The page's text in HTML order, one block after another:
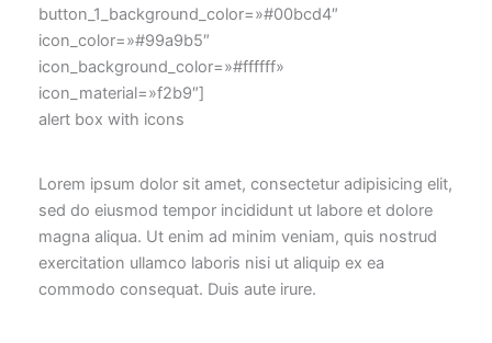
button_1_background_color=»#00bcd4″
icon_color=»#99a9b5″
icon_background_color=»#ffffff»
icon_material=»f2b9″]
alert box with icons
Lorem ipsum dolor sit amet, consectetur adipisicing elit,
sed do eiusmod tempor incididunt ut labore et dolore
magna aliqua. Ut enim ad minim veniam, quis nostrud
exercitation ullamco laboris nisi ut aliquip ex ea
commodo consequat. Duis aute irure.